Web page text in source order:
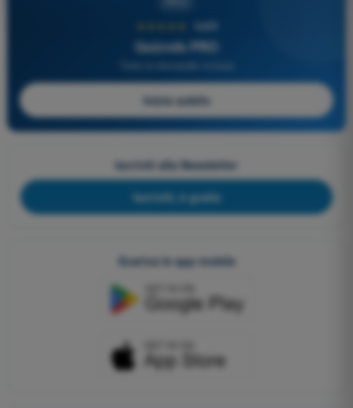
4,6/5
Quizvds PRO
Inizia subito
Iscriviti alla Newsletter
Iscriviti, è gratis
Scarica le app mobile